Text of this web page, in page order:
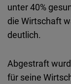
unter 40%
die Wirtschaft
deutlich.
Abgestraft
für seine